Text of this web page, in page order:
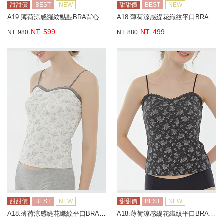
甜甜價 BEST NEW
A19.薄荷涼感羅紋點點BRA背心
NT. 980 NT. 599
甜甜價 BEST NEW
NT. 880 NT. 499
甜甜價 BEST NEW
A18.薄荷涼感緹花織紋平口BRA背心
甜甜價 BEST NEW
A18.薄荷涼感緹花織紋平口BRA背心